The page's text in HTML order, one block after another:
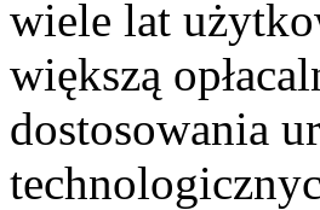
wiele lat
większą
dostosowania